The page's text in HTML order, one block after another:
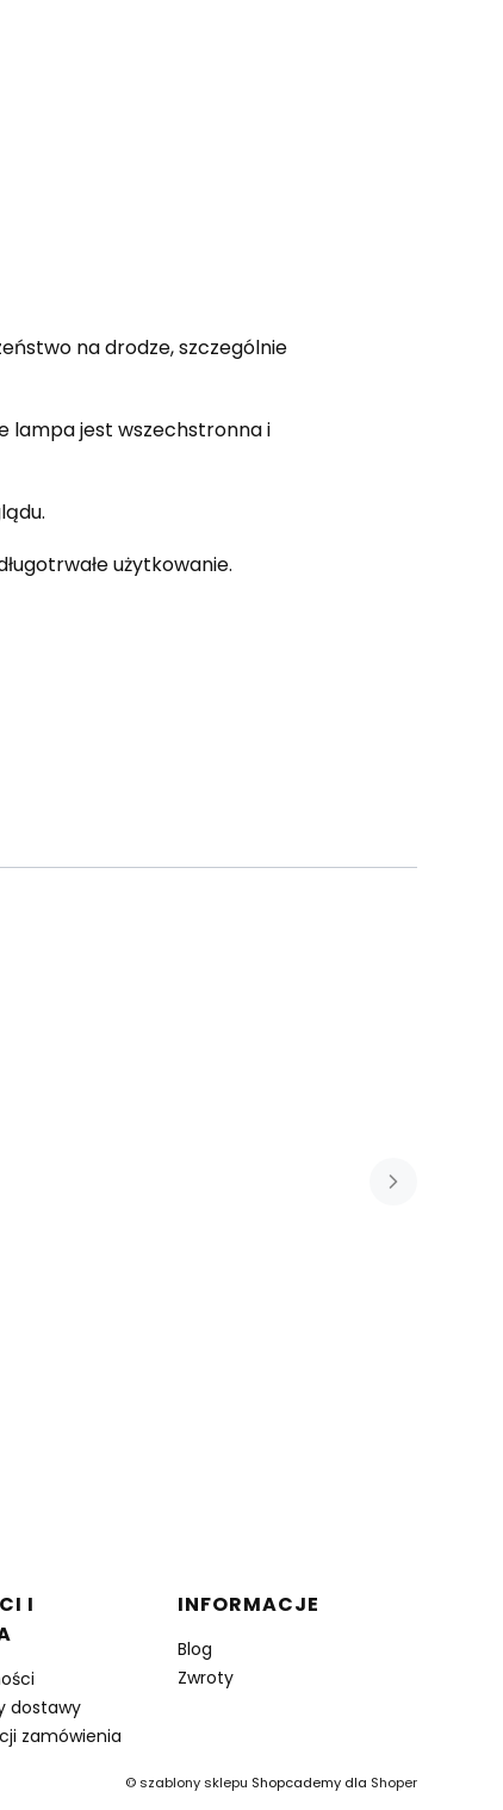
na drodze, szczególnie
lampa jest wszechstronna i
użytkowanie.
I
dostawy
zamówienia
INFORMACJE
Blog
Zwroty
©szablony sklepu Shopcademy dla Shoper